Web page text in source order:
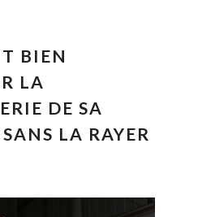
BIEN
LA
DE SA
LA RAYER